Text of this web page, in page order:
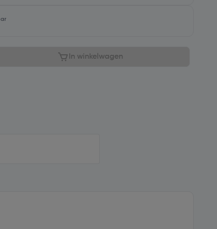
In winkelwagen